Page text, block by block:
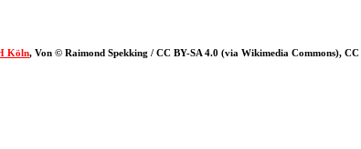
Köln, Von © Raimond Spekking / CC BY-SA 4.0 (via Wikimedia Commons),